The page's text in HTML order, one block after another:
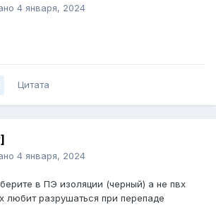
4 января, 2024
Цитата
4 января, 2024
в ПЭ изоляции (черный) а не пвх
любит разрушаться при перепаде